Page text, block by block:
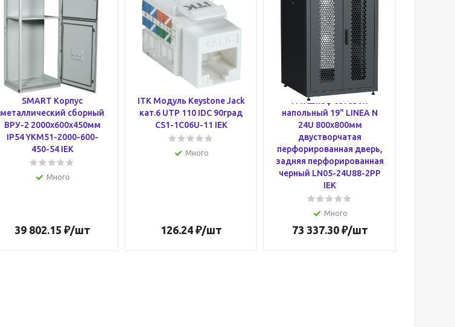
SMART Корпус
металлический сборный
ВРУ-2 2000х600х450мм
IP54 YKM51-2000-600-
450-54 IEK
Много
39 802.15 ₽/шт
ITK Модуль Keystone Jack
кат.6 UTP 110 IDC 90град
CS1-1C06U-11 IEK
Много
126.24₽/шт
ITK Шкаф сетевой
напольный 19" LINEA N
24U 800х800мм
двустворчатая
перфорированная дверь,
задняя перфорированная
черный LN05-24U88-2PP
IEK
Много
73 337.30₽/шт